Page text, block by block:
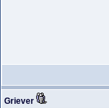
Griever